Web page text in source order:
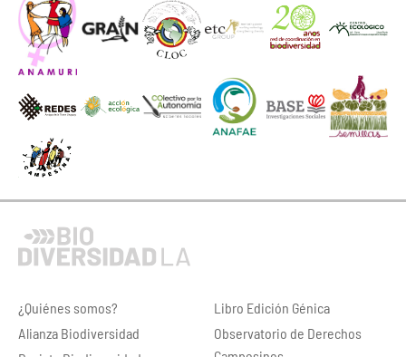
¿Quiénes somos?
Alianza Biodiversidad
Libro Edición Génica
Observatorio de Derechos